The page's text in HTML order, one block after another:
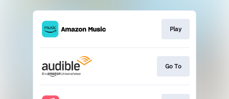
Play
Go To